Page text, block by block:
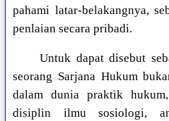
pahami latar-belakangnya,
penlaian secara pribadi.
Untuk dapat disebut
seorang Sarjana Hukum
dalam dunia praktik
disiplin ilmu sosiologi,